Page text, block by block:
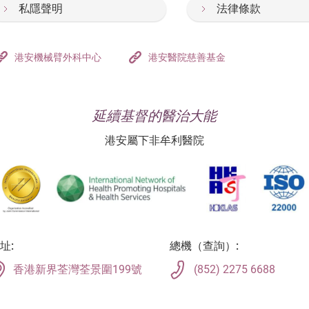
私隱聲明 法律條款
港安機械臂外科中心 港安醫院慈善基金
延續基督的醫治大能
港安屬下非牟利醫院
:
香港新界荃灣荃景圍199號
總機（查詢）:
(852) 2275 6688